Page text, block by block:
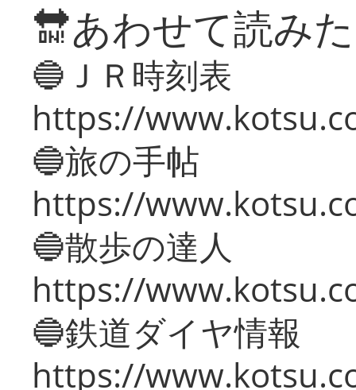
🔛あわせて読み
🔵ＪＲ時刻表
https://
🔵旅の手帖
https://
🔵散歩の達人
https://
🔵鉄道ダイヤ情報
https://